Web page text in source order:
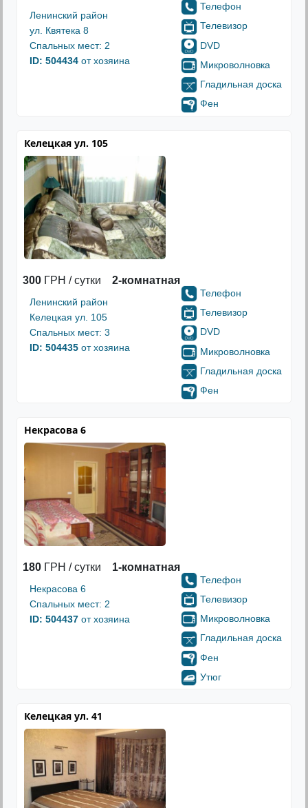
Ленинский район
ул. Квятека 8
Спальных мест: 2
ID: 504434 от хозяина
Телефон
Телевизор
DVD
Микроволновка
Гладильная доска
Фен
Келецкая ул. 105
300 ГРН / сутки 2-комнатная
Ленинский район
Келецкая ул. 105
Спальных мест: 3
ID: 504435 от хозяина
Телефон
Телевизор
DVD
Микроволновка
Гладильная доска
Фен
Некрасова 6
180 ГРН / сутки 1-комнатная
Некрасова 6
Спальных мест: 2
ID: 504437 от хозяина
Телефон
Телевизор
Микроволновка
Гладильная доска
Фен
Утюг
Келецкая ул. 41